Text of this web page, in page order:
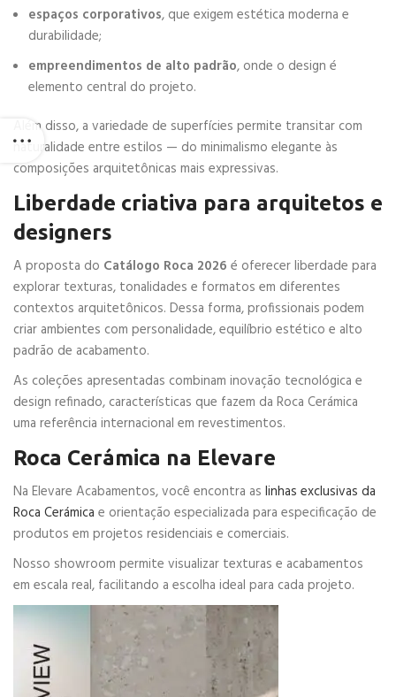
espaços corporativos, que exigem estética moderna e
durabilidade;
empreendimentos de alto padrão, onde o design é
elemento central do projeto.
Além disso, a variedade de superfícies permite transitar com
naturalidade entre estilos — do minimalismo elegante às
composições arquitetônicas mais expressivas.
Liberdade criativa para arquitetos e
designers
A proposta do Catálogo Roca 2026 é oferecer liberdade para
explorar texturas, tonalidades e formatos em diferentes
contextos arquitetônicos. Dessa forma, profissionais podem
criar ambientes com personalidade, equilíbrio estético e alto
padrão de acabamento.
As coleções apresentadas combinam inovação tecnológica e
design refinado, características que fazem da Roca Cerámica
uma referência internacional em revestimentos.
Roca Cerámica na Elevare
Na Elevare Acabamentos, você encontra as linhas exclusivas da
Roca Cerámica e orientação especializada para especificação de
produtos em projetos residenciais e comerciais.
Nosso showroom permite visualizar texturas e acabamentos
em escala real, facilitando a escolha ideal para cada projeto.